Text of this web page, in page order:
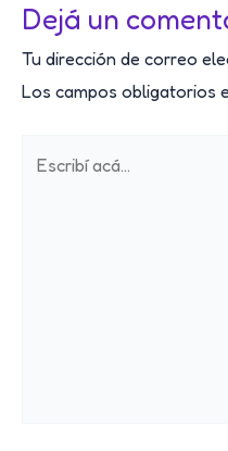
Dejá un
Tu dirección de correo
Los campos obligatorios